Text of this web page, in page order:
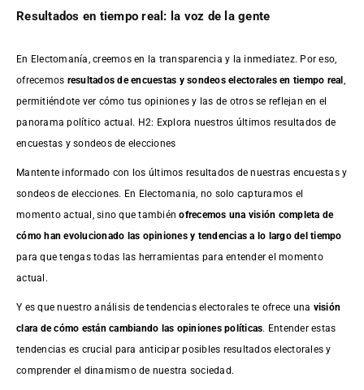
Resultados en tiempo real: la voz de la gente
En Electomanía, creemos en la transparencia y la inmediatez. Por eso,
ofrecemos resultados deencuestas y sondeos electorales en tiempo real
permitiéndote ver cómo tus opiniones y las de otros se reflejan en el
panorama político actual. H2: Explora nuestros últimos resultados de
encuestas y sondeos de elecciones
Mantente informado con los últimos resultados de nuestras encuestasy
sondeos de elecciones. En Electomania, no solo capturamos el
momento actual, sino que tambiénofrecemos una visión completa de
cómo han evolucionado las opiniones y tendencias a lo largo del tiempo
para que tengas todas las herramientas para entender el momento
actual.
Y es que nuestro análisis de tendencias electorales te ofrece una visión
clara de cómo están cambiando las opiniones políticas. Entender estas
tendencias es crucial para anticipar posibles resultados electorales y
comprender el dinamismo de nuestra sociedad.